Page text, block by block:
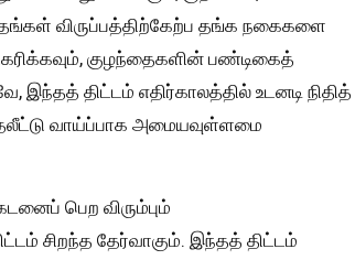
விருப்பத்திற்கேற்ப தங்க நகைகளை
குழந்தைகளின் பண்டிகைத்
திட்டம் எதிர்காலத்தில் உடனடி நிதித்
வாய்ப்பாக அமையவுள்ளமை
பெற விரும்பும்
சிறந்த தேர்வாகும். இந்தத் திட்டம்